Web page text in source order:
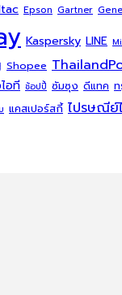
Epson Gartner
Kaspersky LINE
Shopee
อที ช้อปปี้ ซัมซุง ดีแทค ท
แคสเปอร์สกี้ ไปรษณีย์